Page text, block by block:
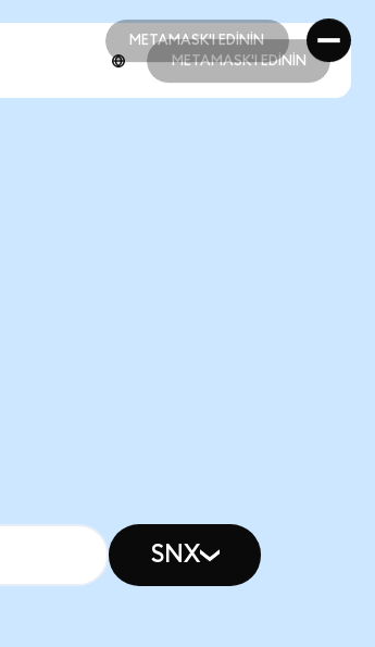
METAMASK'I EDİNİN
METAMASK'I EDİNİN
METAMASK'I EDİNİN
SNX